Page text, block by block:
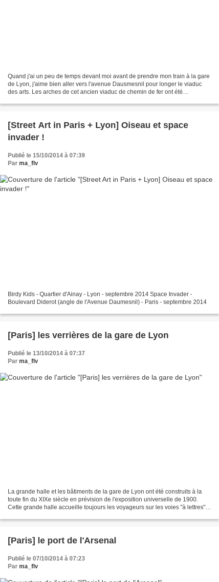
Quand j'ai un peu de temps devant moi avant de prendre mon train à la gare
de Lyon, j'aime bien aller vers l'avenue Dausmesnil pour longer le viaduc
des arts. Les arches de cet ancien viaduc de chemin de fer ont été
[Street Art in Paris + Lyon] Oiseau et space
invader !
Publié le 15/10/2014 à 07:39
Par ma_flv
Birdy Kids - Quartier d'Ainay - Lyon - septembre 2014 Space Invader -
Boulevard Diderot (angle de l'Avenue Daumesnil) - Paris - septembre 2014
[Paris] les verrières de la gare de Lyon
Publié le 13/10/2014 à 07:37
Par ma_flv
La grande halle et les bâtiments de la gare de Lyon ont été construits à la
toute fin du XIXe siècle en prévision de l'exposition universelle de 1900.
Cette grande halle accueille toujours les voyageurs sur les voies "à lettres"
[Paris] le port de l'Arsenal
Publié le 07/10/2014 à 07:23
Par ma_flv